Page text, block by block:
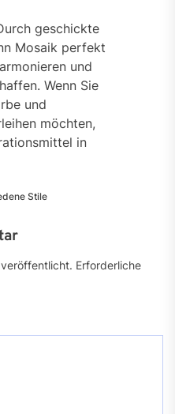
geschickte
Mosaik perfekt
und
Wenn Sie
und
möchten,
in
Stile
Erforderliche